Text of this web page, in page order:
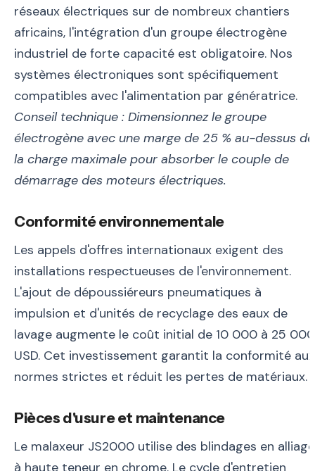
réseaux électriques sur de nombreux chantiers
africains, l'intégration d'un groupe électrogène
industriel de forte capacité est obligatoire. Nos
systèmes électroniques sont spécifiquement
compatibles avec l'alimentation par génératrice.
Conseil technique : Dimensionnez le groupe
électrogène avec une marge de 25 % au-dessus de
la charge maximale pour absorber le couple de
démarrage des moteurs électriques.
Conformité environnementale
Les appels d'offres internationaux exigent des
installations respectueuses de l'environnement.
L'ajout de dépoussiéreurs pneumatiques à
impulsion et d'unités de recyclage des eaux de
lavage augmente le coût initial de 10 000 à 25 000
USD. Cet investissement garantit la conformité aux
normes strictes et réduit les pertes de matériaux.
Pièces d'usure et maintenance
Le malaxeur JS2000 utilise des blindages en alliage
à haute teneur en chrome. Le cycle d'entretien